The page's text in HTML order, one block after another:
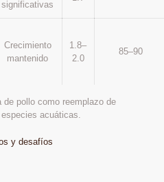
significativas
Crecimiento
mantenido
1.8–
2.0
85–90
pollo como reemplazo de
acuáticas.
y desafíos